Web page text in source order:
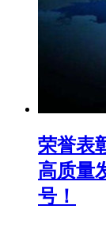
荣誉表
高质量
号！